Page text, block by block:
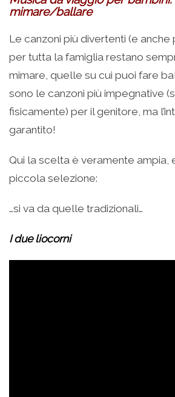
mimare/ballare
Le canzoni più divertenti (e anche
per tutta la famiglia restano
mimare, quelle su cui puoi fare
sono le canzoni più impegnative
fisicamente) per il genitore, ma
garantito!
Qui la scelta è veramente ampia,
piccola selezione:
…si va da quelle tradizionali…
I due liocorni